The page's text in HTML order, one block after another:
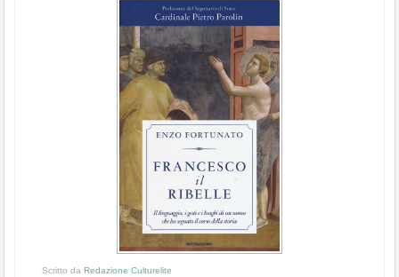
Scritto da Redazione Culturelite